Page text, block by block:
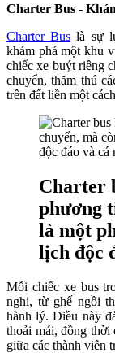
Charter Bus -
Charter Bus là sự
khám phá một khu
chiếc xe buýt riêng
chuyển, thăm thú
trên đất liền một
Charter
phương
là một
lịch độc
Mỗi chiếc xe bus
nghi, từ ghế ngồi
hành lý. Điều này
thoải mái, đồng thời
giữa các thành viên